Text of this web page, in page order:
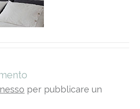
per pubblicare un